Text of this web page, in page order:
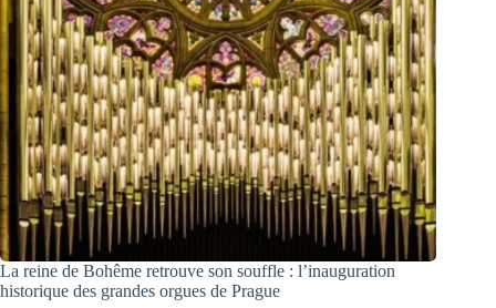
La reine de Bohême retrouve son souffle : l’inauguration
historique des grandes orgues de Prague